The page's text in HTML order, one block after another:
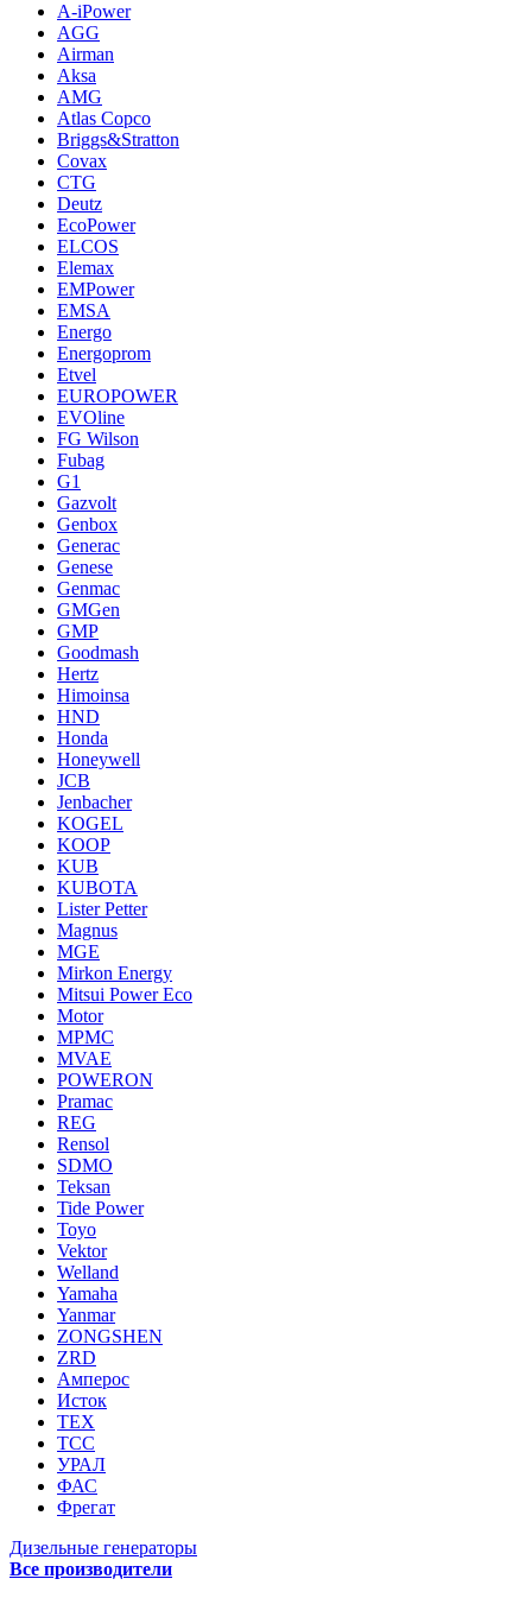
A-iPower
AGG
Airman
Aksa
AMG
Atlas Copco
Briggs&Stratton
Covax
CTG
Deutz
EcoPower
ELCOS
Elemax
EMPower
EMSA
Energo
Energoprom
Etvel
EUROPOWER
EVOline
FG Wilson
Fubag
G1
Gazvolt
Genbox
Generac
Genese
Genmac
GMGen
GMP
Goodmash
Hertz
Himoinsa
HND
Honda
Honeywell
JCB
Jenbacher
KOGEL
KOOP
KUB
KUBOTA
Lister Petter
Magnus
MGE
Mirkon Energy
Mitsui Power Eco
Motor
MPMC
MVAE
POWERON
Pramac
REG
Rensol
SDMO
Teksan
Tide Power
Toyo
Vektor
Welland
Yamaha
Yanmar
ZONGSHEN
ZRD
Амперос
Исток
ТЕХ
ТСС
УРАЛ
ФАС
Фрегат
Дизельные генераторы
Все производители